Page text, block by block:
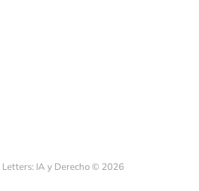
Letters: IA y Derecho © 2026